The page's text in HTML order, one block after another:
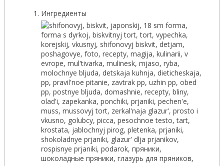
Ингредиенты